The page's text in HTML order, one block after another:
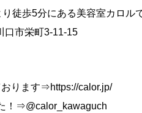
徒歩5分にある美容室カロル
市栄町3-11-15
ります⇒https://calor.jp/
！⇒@calor_kawaguch